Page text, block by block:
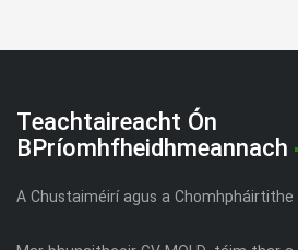
Teachtaireacht Ón
BPríomhfheidhmeannach
A Chustaiméirí agus a